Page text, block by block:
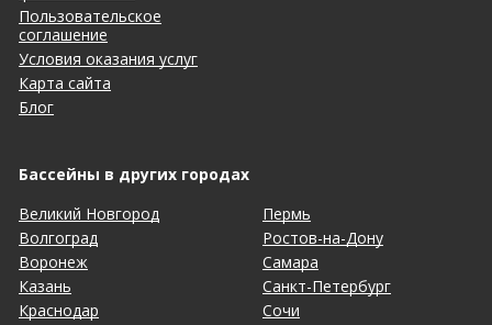
Пользовательское
соглашение
Условия оказания услуг
Карта сайта
Блог
Бассейны в других городах
Великий Новгород
Волгоград
Воронеж
Казань
Краснодар
Пермь
Ростов-на-Дону
Самара
Санкт-Петербург
Сочи